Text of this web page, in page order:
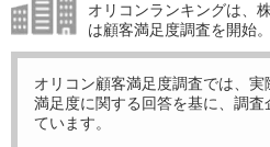
オリコンランキングは、
は顧客満足度調査を開始。
オリコン顧客満足度調査では、
満足度に関する回答を基に、調査
ています。